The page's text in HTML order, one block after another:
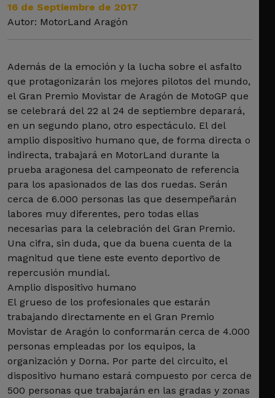
16 de Septiembre de 2017
Autor: MotorLand Aragón
Además de la emoción y la lucha sobre el asfalto
que protagonizarán los mejores pilotos del mundo,
el Gran Premio Movistar de Aragón de MotoGP que
se celebrará del 22 al 24 de septiembre deparará,
en un segundo plano, otro espectáculo. El del
amplio dispositivo humano que, de forma directa o
indirecta, trabajará en MotorLand durante la
prueba aragonesa del campeonato de referencia
para los apasionados de las dos ruedas. Serán
cerca de 6.000 personas las que desempeñarán
labores muy diferentes, pero todas ellas
necesarias para la celebración del Gran Premio.
Una cifra, sin duda, que da buena cuenta de la
magnitud que tiene este evento deportivo de
repercusión mundial.
Amplio dispositivo humano
El grueso de los profesionales que estarán
trabajando directamente en el Gran Premio
Movistar de Aragón lo conformarán cerca de 4.000
personas empleadas por los equipos, la
organización y Dorna. Por parte del circuito, el
dispositivo humano estará compuesto por cerca de
500 personas que trabajarán en las gradas y zonas